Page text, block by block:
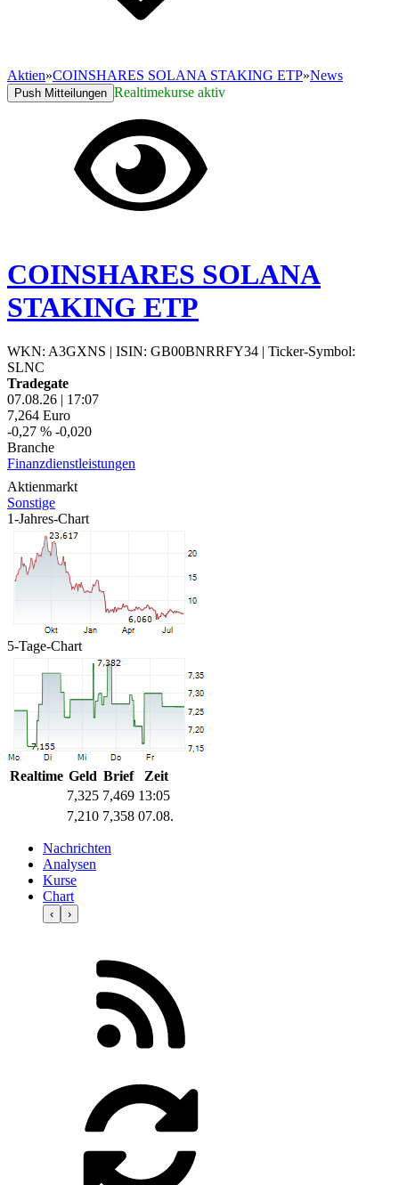
Aktien»COINSHARES SOLANA STAKING ETP»News
Push Mitteilungen Realtimekurse aktiv
COINSHARES SOLANA
STAKING ETP
WKN: A3GXNS | ISIN: GB00BNRRFY34 | Ticker-Symbol:
SLNC
Tradegate
07.08.26 | 17:07
7,264 Euro
-0,27 % -0,020
Branche
Finanzdienstleistungen
Aktienmarkt
Sonstige
1-Jahres-Chart
5-Tage-Chart
Realtime Geld Brief
Zeit
7,325 7,469 13:05
7,210 7,358 07.08.
Nachrichten
Analysen
Kurse
Chart
‹ ›